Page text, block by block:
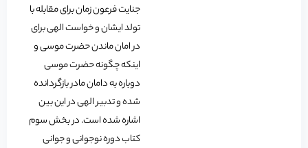
جنایت فرعون زمان برای مقابله با
تولد ایشان و خواست الهی برای
در امان ماندن حضرت موسی و
اینکه چگونه حضرت موسی
دوباره به دامان مادر بازگردانده
شده و تدبیر الهی در این بین
اشاره شده است. در بخش سوم
کتاب دوره نوجوانی و جوانی